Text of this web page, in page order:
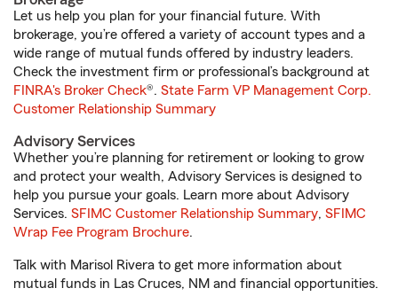
Let us help you plan for your financial future. With
brokerage, you’re offered a variety of account types and a
wide range of mutual funds offered by industry leaders.
Check the investment firm or professional’s background at
FINRA's Broker Check®. State Farm VP Management Corp.
Customer Relationship Summary
Advisory Services
Whether you’re planning for retirement or looking to grow
and protect your wealth, Advisory Services is designed to
help you pursue your goals. Learn more about Advisory
Services. SFIMC Customer Relationship Summary, SFIMC
Wrap Fee Program Brochure.
Talk with Marisol Rivera to get more information about
mutual funds in Las Cruces, NM and financial opportunities.